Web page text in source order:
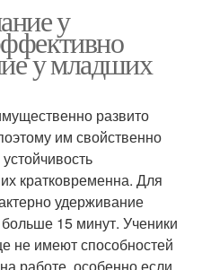
у
у младших
развито
им свойственно
кратковременна. Для
удерживание
15 минут. Ученики
не имеют способностей